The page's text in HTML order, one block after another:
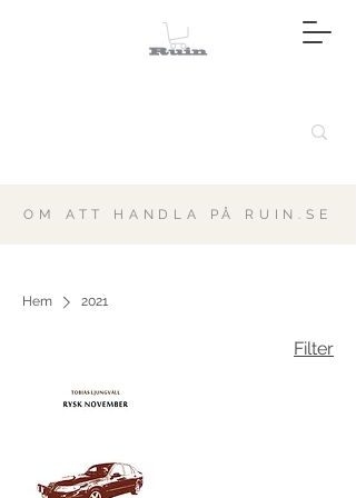
OM ATT HANDLA PÅ RUIN.SE
Hem 2021
Filter